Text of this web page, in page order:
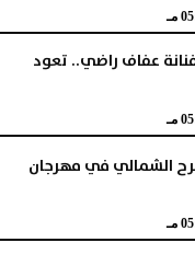
مـ
عفاف راضي.. تعود
مـ
الشمالي في مهرجان
مـ